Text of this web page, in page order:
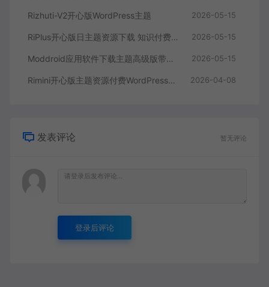
Rizhuti-V2开心版WordPress主题 2026-05-15
RiPlus开心版日主题资源下载 知识付费资源 2026-05-15
Moddroid应用软件下载主题高级版带博客系统 9.5 2026-05-15
Rimini开心版主题资源付费WordPress主题下载 2026-04-08
发表评论 暂无评论
登录后评论